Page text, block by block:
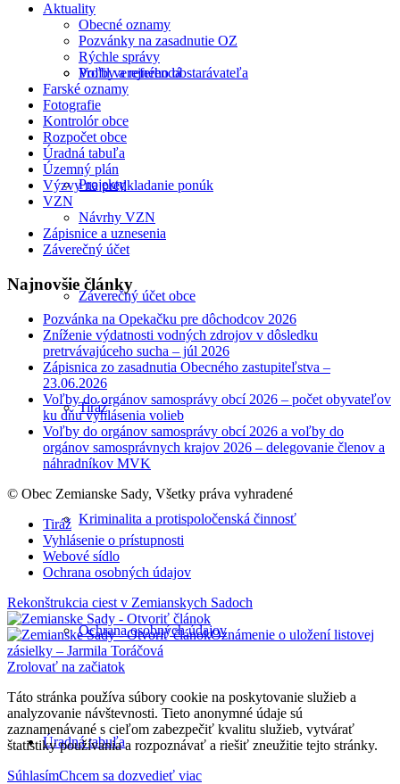
Profil verejného obstarávateľa
Projekty
Záverečný účet obce
Tiráž
Kriminalita a protispoločenská činnosť
Ochrana osobných údajov
Úradná tabuľa
Aktuality
Obecné oznamy
Pozvánky na zasadnutie OZ
Rýchle správy
Voľby a referendá
Farské oznamy
Fotografie
Kontrolór obce
Rozpočet obce
Úradná tabuľa
Územný plán
Výzvy na predkladanie ponúk
VZN
Návrhy VZN
Zápisnice a uznesenia
Záverečný účet
Najnovšie články
Pozvánka na Opekačku pre dôchodcov 2026
Zníženie výdatnosti vodných zdrojov v dôsledku
pretrvávajúceho sucha – júl 2026
Zápisnica zo zasadnutia Obecného zastupiteľstva –
23.06.2026
Voľby do orgánov samosprávy obcí 2026 – počet obyvateľov
ku dňu vyhlásenia volieb
Voľby do orgánov samosprávy obcí 2026 a voľby do
orgánov samosprávnych krajov 2026 – delegovanie členov a
náhradníkov MVK
© Obec Zemianske Sady, Všetky práva vyhradené
Tiráž
Vyhlásenie o prístupnosti
Webové sídlo
Ochrana osobných údajov
Rekonštrukcia ciest v Zemianskych Sadoch
Oznámenie o uložení listovej
zásielky – Jarmila Toráčová
Zrolovať na začiatok
Táto stránka používa súbory cookie na poskytovanie služieb a
analyzovanie návštevnosti. Tieto anonymné údaje sú
zaznamenávané s cieľom zabezpečiť kvalitu služieb, vytvárať
štatistiky používania a rozpoznávať a riešiť zneužitie tejto stránky.
SúhlasímChcem sa dozvedieť viac